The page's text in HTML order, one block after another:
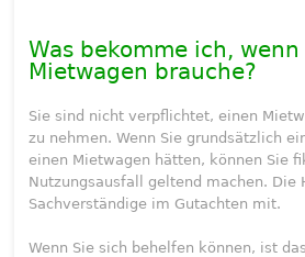
Was bekomme ich,
Mietwagen brauche?
Sie sind nicht verpflichtet, einen
zu nehmen. Wenn Sie grundsätzlich
einen Mietwagen hätten, können Sie
Nutzungsausfall geltend machen. Die
Sachverständige im Gutachten mit.
Wenn Sie sich behelfen können, ist